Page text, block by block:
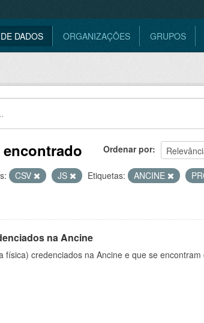
DADOS ORGANIZAÇÕES GRUPOS
Ordenar por
CSV JS Etiquetas: ANCINE
na Ancine
física) credenciados na Ancine e que se encontram